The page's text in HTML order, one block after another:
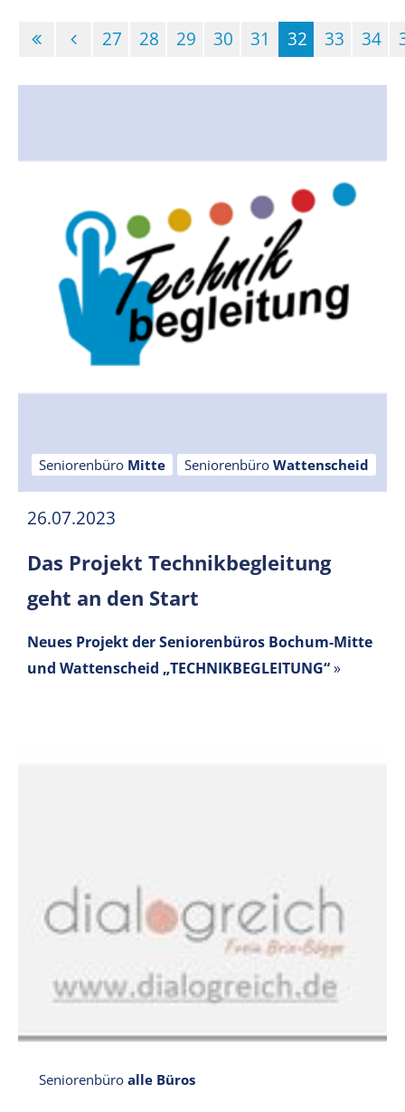
27 28 29 30 31
32
(Standort)
33 34
Seniorenbüro Mitte Seniorenbüro Wattenscheid
26.07.2023
Das Projekt Technikbegleitung
geht an den Start
Neues Projekt der Seniorenbüros Bochum-Mitte
und Wattenscheid „TECHNIKBEGLEITUNG“»
Seniorenbüro alle Büros